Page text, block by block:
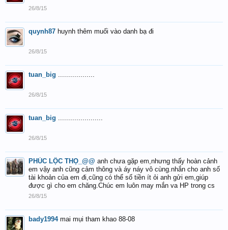
26/8/15
quynh87 huynh thêm muối vào danh bạ đi
26/8/15
tuan_big ..................
26/8/15
tuan_big ......................
26/8/15
PHÚC LỘC THỌ_@@ anh chưa gặp em,nhưng thấy hoàn cảnh
em vậy anh cũng cảm thông và áy náy vô cùng.nhắn cho anh số
tài khoản của em đi,cũng có thể số tiền ít ỏi anh gửi em,giúp
được gì cho em chăng.Chúc em luôn may mắn va HP trong cs
26/8/15
bady1994 mai mụi tham khao 88-08